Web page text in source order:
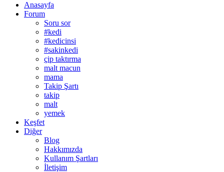
Anasayfa
Forum
Soru sor
#kedi
#kedicinsi
#sakinkedi
çip taktırma
malt macun
mama
Takip Şartı
takip
malt
yemek
Keşfet
Diğer
Blog
Hakkımızda
Kullanım Şartları
İletişim